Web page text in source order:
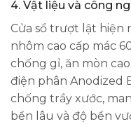
4. Vật liệu và công
Cửa sổ trượt lật hiện
nhôm cao cấp mác
chống gỉ, ăn mòn
điện phân Anodized
chống trầy xước,
bền lâu và độ bền